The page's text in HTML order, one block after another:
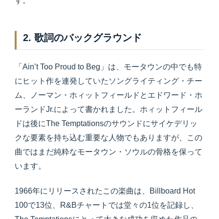
2. 歌詞のバックグラウンド
「Ain’t Too Proud to Beg」は、モータウンの中でも特
にヒット作を連発していたソングライティング・チー
ム、ノーマン・ホィットフィールドとエドワード・ホ
ーランドJr.によって書かれました。ホィットフィール
ドは後にThe Temptationsのサウンドにサイケデリッ
クな要素を持ち込む重要な人物でもありますが、この
曲ではまだ純粋なモータウン・ソウルの骨格を保って
います。
1966年にリリースされたこの楽曲は、Billboard Hot
100で13位、R&Bチャートでは堂々の1位を記録し、